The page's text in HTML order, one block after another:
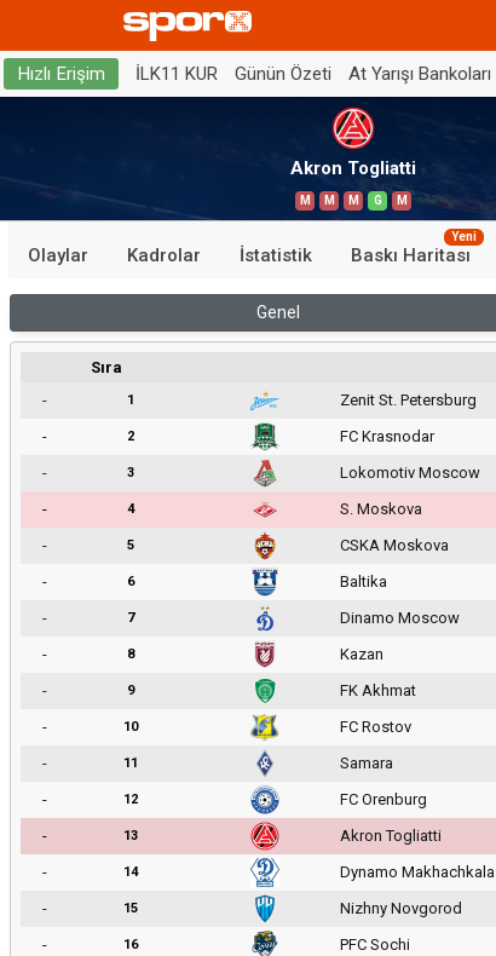
Hızlı Erişim İLK11 KUR Günün Özeti At Yarışı Bankoları
Akron Togliatti
M M M G M
Olaylar Kadrolar İstatistik Baskı Haritası
Yeni
Genel
Sıra
-
1 Zenit St. Petersburg
-
2 FC Krasnodar
-
3 Lokomotiv Moscow
-
4 S. Moskova
-
5 CSKA Moskova
-
6 Baltika
-
7 Dinamo Moscow
-
8 Kazan
-
9 FK Akhmat
-
10 FC Rostov
-
11 Samara
-
12 FC Orenburg
-
13 Akron Togliatti
-
14 Dynamo Makhachkala
-
15 Nizhny Novgorod
-
16 PFC Sochi